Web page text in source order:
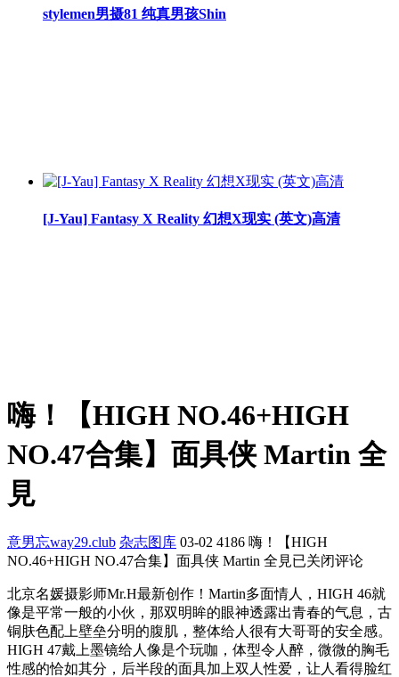
stylemen男摄81 纯真男孩Shin
[J-Yau] Fantasy X Reality 幻想X现实 (英文)高清
嗨！【HIGH NO.46+HIGH
NO.47合集】面具侠 Martin 全
見
意男忘way29.club 杂志图库 03-02 4186 嗨！【HIGH
NO.46+HIGH NO.47合集】面具侠 Martin 全見已关闭评论
北京名媛摄影师Mr.H最新创作！Martin多面情人，HIGH 46就
像是平常一般的小伙，那双明眸的眼神透露出青春的气息，古
铜肤色配上壁垒分明的腹肌，整体给人很有大哥哥的安全感。
HIGH 47戴上墨镜给人像是个玩咖，体型令人醉，微微的胸毛
性感的恰如其分，后半段的面具加上双人性爱，让人看得脸红